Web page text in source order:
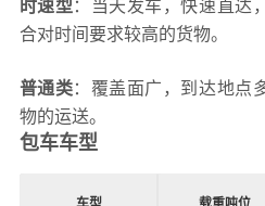
时速型 ：当天发车，快速直达
合对时间要求较高的货物。
普通类：覆盖面广，到达地点
物的运送。
包车车型